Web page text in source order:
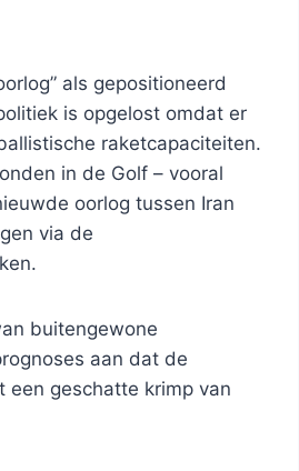
als gepositioneerd
is opgelost omdat er
raketcapaciteiten.
in de Golf – vooral
oorlog tussen Iran
via de
buitengewone
aan dat de
een geschatte krimp van